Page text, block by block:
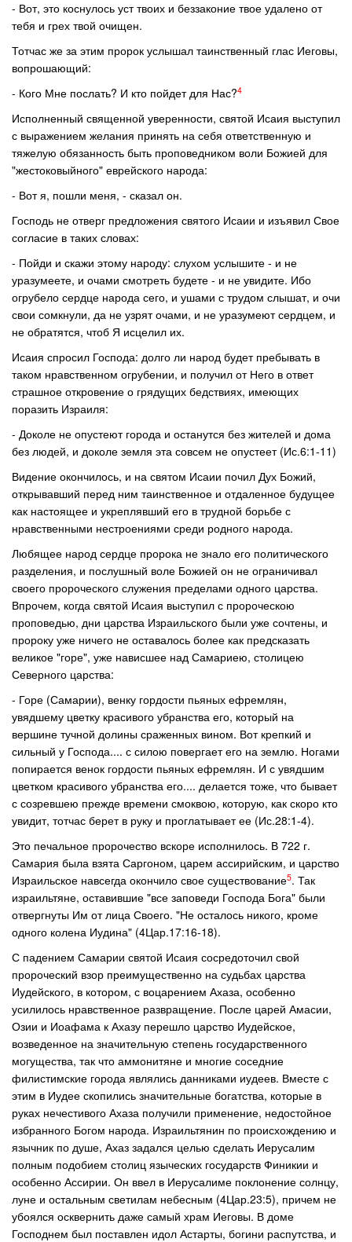
- Вот, это коснулось уст твоих и беззаконие твое удалено от
тебя и грех твой очищен.
Тотчас же за этим пророк услышал таинственный глас Иеговы,
вопрошающий:
- Кого Мне послать? И кто пойдет для Нас?4
Исполненный священной уверенности, святой Исаия выступил
с выражением желания принять на себя ответственную и
тяжелую обязанность быть проповедником воли Божией для
"жестоковыйного" еврейского народа:
- Вот я, пошли меня, - сказал он.
Господь не отверг предложения святого Исаии и изъявил Свое
согласие в таких словах:
- Пойди и скажи этому народу: слухом услышите - и не
уразумеете, и очами смотреть будете - и не увидите. Ибо
огрубело сердце народа сего, и ушами с трудом слышат, и очи
свои сомкнули, да не узрят очами, и не уразумеют сердцем, и
не обратятся, чтоб Я исцелил их.
Исаия спросил Господа: долго ли народ будет пребывать в
таком нравственном огрубении, и получил от Него в ответ
страшное откровение о грядущих бедствиях, имеющих
поразить Израиля:
- Доколе не опустеют города и останутся без жителей и дома
без людей, и доколе земля эта совсем не опустеет (Ис.6:1-11)
Видение окончилось, и на святом Исаии почил Дух Божий,
открывавший перед ним таинственное и отдаленное будущее
как настоящее и укреплявший его в трудной борьбе с
нравственными нестроениями среди родного народа.
Любящее народ сердце пророка не знало его политического
разделения, и послушный воле Божией он не ограничивал
своего пророческого служения пределами одного царства.
Впрочем, когда святой Исаия выступил с пророческою
проповедью, дни царства Израильского были уже сочтены, и
пророку уже ничего не оставалось более как предсказать
великое "горе", уже нависшее над Самариею, столицею
Северного царства:
- Горе (Самарии), венку гордости пьяных ефремлян,
увядшему цветку красивого убранства его, который на
вершине тучной долины сраженных вином. Вот крепкий и
сильный у Господа.... с силою повергает его на землю. Ногами
попирается венок гордости пьяных ефремлян. И с увядшим
цветком красивого убранства его.... делается тоже, что бывает
с созревшею прежде времени смоквою, которую, как скоро кто
увидит, тотчас берет в руку и проглатывает ее (Ис.28:1-4).
Это печальное пророчество вскоре исполнилось. В 722 г.
Самария была взята Саргоном, царем ассирийским, и царство
Израильское навсегда окончило свое существование5. Так
израильтяне, оставившие "все заповеди Господа Бога" были
отвергнуты Им от лица Своего. "Не осталось никого, кроме
одного колена Иудина" (4Цар.17:16-18).
С падением Самарии святой Исаия сосредоточил свой
пророческий взор преимущественно на судьбах царства
Иудейского, в котором, с воцарением Ахаза, особенно
усилилось нравственное развращение. После царей Амасии,
Озии и Иоафама к Ахазу перешло царство Иудейское,
возведенное на значительную степень государственного
могущества, так что аммонитяне и многие соседние
филистимские города являлись данниками иудеев. Вместе с
этим в Иудее скопились значительные богатства, которые в
руках нечестивого Ахаза получили применение, недостойное
избранного Богом народа. Израильтянин по происхождению и
язычник по душе, Ахаз задался целью сделать Иерусалим
полным подобием столиц языческих государств Финикии и
особенно Ассирии. Он ввел в Иерусалиме поклонение солнцу,
луне и остальным светилам небесным (4Цар.23:5), причем не
убоялся осквернить даже самый храм Иеговы. В доме
Господнем был поставлен идол Астарты, богини распутства, и